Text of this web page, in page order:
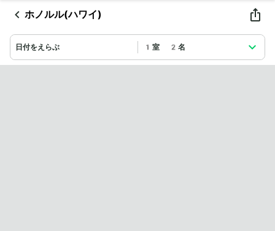
ホノルル(ハワイ)
日付をえらぶ 1室 2名